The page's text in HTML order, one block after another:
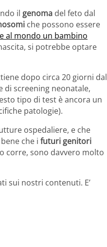
il genoma del feto dal
che possono essere
al mondo un bambino
si potrebbe optare
dopo circa 20 giorni dal
screening neonatale,
tipo di test è ancora un
patologie).
ospedaliere, e che
che i futuri genitori
corre, sono davvero molto
sui nostri contenuti. E’